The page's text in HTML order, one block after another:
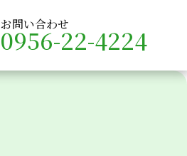
お問い合わせ
0956-22-4224